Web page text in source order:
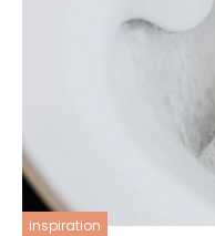
inspiration